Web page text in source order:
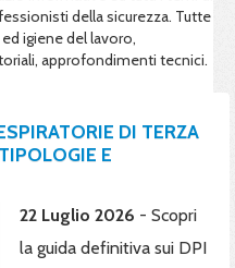
della sicurezza. Tutte
igiene del lavoro,
approfondimenti tecnici.
DI TERZA
E
22 Luglio 2026 - Scopri
la guida definitiva sui DPI